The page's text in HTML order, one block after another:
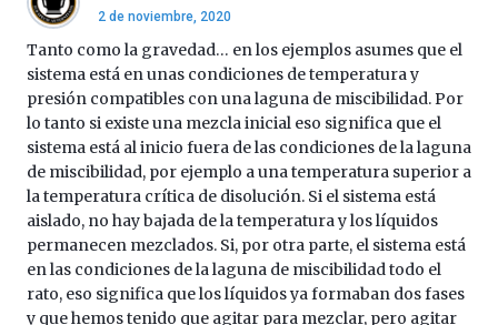
2 de noviembre, 2020
Tanto como la gravedad… en los ejemplos asumes que el
sistema está en unas condiciones de temperatura y
presión compatibles con una laguna de miscibilidad. Por
lo tanto si existe una mezcla inicial eso significa que el
sistema está al inicio fuera de las condiciones de la laguna
de miscibilidad, por ejemplo a una temperatura superior a
la temperatura crítica de disolución. Si el sistema está
aislado, no hay bajada de la temperatura y los líquidos
permanecen mezclados. Si, por otra parte, el sistema está
en las condiciones de la laguna de miscibilidad todo el
rato, eso significa que los líquidos ya formaban dos fases
y que hemos tenido que agitar para mezclar, pero agitar